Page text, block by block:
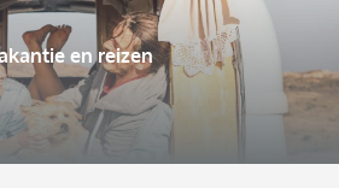
en reizen